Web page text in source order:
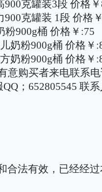
克罐装3段 价格
克罐装 1段 价格
粉900g桶 价格￥:75
奶粉900g桶 价格￥
奶粉900g桶 价格￥
意购买者来电联系电
；652805545 联
合法有效，已经经